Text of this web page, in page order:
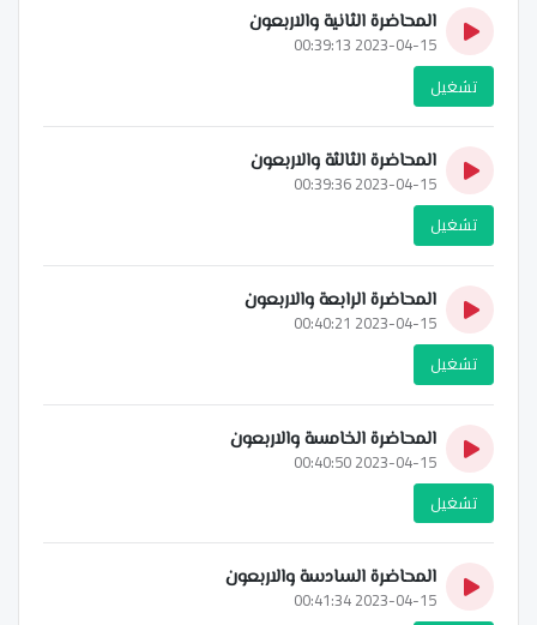
المحاضرة الثانية والاربعون
2023-04-15 00:39:13
تشغيل
المحاضرة الثالثة والاربعون
2023-04-15 00:39:36
تشغيل
المحاضرة الرابعة والاربعون
2023-04-15 00:40:21
تشغيل
المحاضرة الخامسة والاربعون
2023-04-15 00:40:50
تشغيل
المحاضرة السادسة والاربعون
2023-04-15 00:41:34